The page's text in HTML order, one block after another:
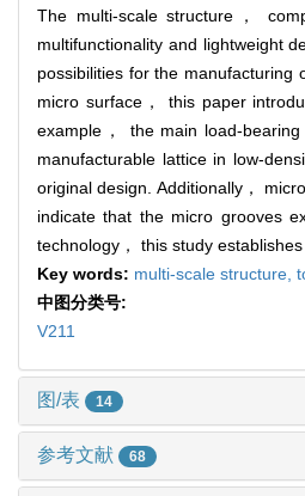
The multi-scale structure，
multifunctionality and lightweight
possibilities for the manufacturing
micro surface， this paper
example， the main load-
manufacturable lattice in low-
original design. Additionally，
indicate that the micro grooves
technology， this study
Key words: multi-scale structure,
中图分类号:
V211
图/表 14
参考文献 68